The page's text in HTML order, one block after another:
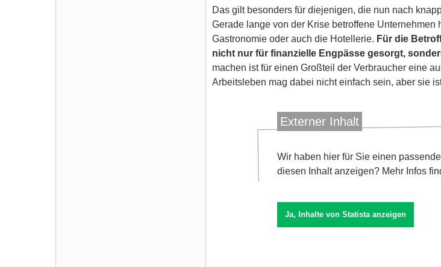
Das gilt besonders für diejenigen, die nun nach
Gerade lange von der Krise betroffene
Gastronomie oder auch die Hotellerie. Für die
nicht nur für finanzielle Engpässe gesorgt,
machen ist für einen Großteil der Verbraucher eine
Arbeitsleben mag dabei nicht einfach sein, aber sie
Externer Inhalt
Wir haben hier für Sie einen
diesen Inhalt anzeigen? Mehr Infos